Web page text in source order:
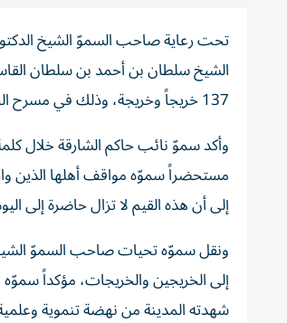
تحت رعاية صاحب السموّ الشيخ
الشيخ سلطان بن أحمد بن سلطان
137 خريجاً وخريجة، وذلك في مسرح الجامعة بمدينة خورفكان.
وأكد سموّ نائب حاكم الشارقة خلال
إلى أن هذه القيم لا تزال حاضرة إلى
ونقل سموّه تحيات صاحب السموّ
إلى الخريجين والخريجات، مؤكداً
شهدته المدينة من نهضة تنموية